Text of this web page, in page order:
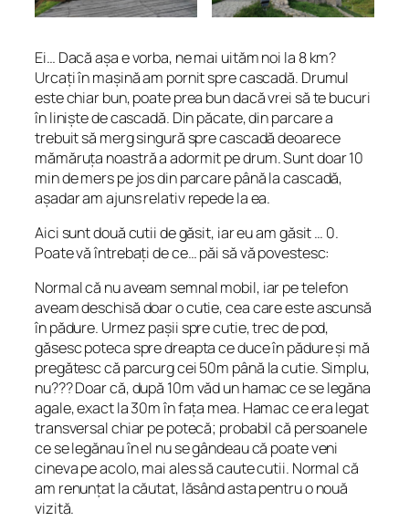
Ei… Dacă așa e vorba, ne mai uităm noi la 8 km?
Urcați în mașină am pornit spre cascadă. Drumul
este chiar bun, poate prea bun dacă vrei să te bucuri
în liniște de cascadă. Din păcate, din parcare a
trebuit să merg singură spre cascadă deoarece
mămăruța noastră a adormit pe drum. Sunt doar 10
min de mers pe jos din parcare până la cascadă,
așadar am ajuns relativ repede la ea.
Aici sunt două cutii de găsit, iar eu am găsit … 0.
Poate vă întrebați de ce… păi să vă povestesc:
Normal că nu aveam semnal mobil, iar pe telefon
aveam deschisă doar o cutie, cea care este ascunsă
în pădure. Urmez pașii spre cutie, trec de pod,
găsesc poteca spre dreapta ce duce în pădure și mă
pregătesc că parcurg cei 50m până la cutie. Simplu,
nu??? Doar că, după 10m văd un hamac ce se legăna
agale, exact la 30m în fața mea. Hamac ce era legat
transversal chiar pe potecă; probabil că persoanele
ce se legănau în el nu se gândeau că poate veni
cineva pe acolo, mai ales să caute cutii. Normal că
am renunțat la căutat, lăsând asta pentru o nouă
vizită.